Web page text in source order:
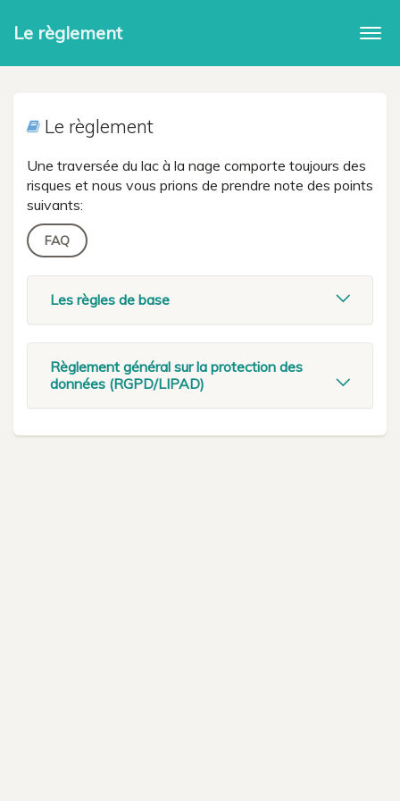
Le règlement
Le règlement
Une traversée du lac à la nage comporte toujours des
risques et nous vous prions de prendre note des points
suivants:
FAQ
Les règles de base
Règlement général sur la protection des
données (RGPD/LIPAD)